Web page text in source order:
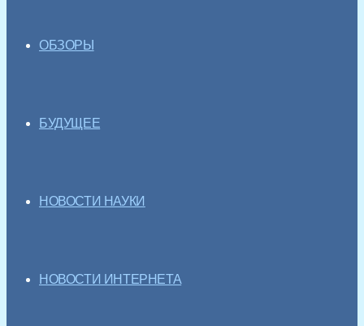
ОБЗОРЫ
БУДУЩЕЕ
НОВОСТИ НАУКИ
НОВОСТИ ИНТЕРНЕТА